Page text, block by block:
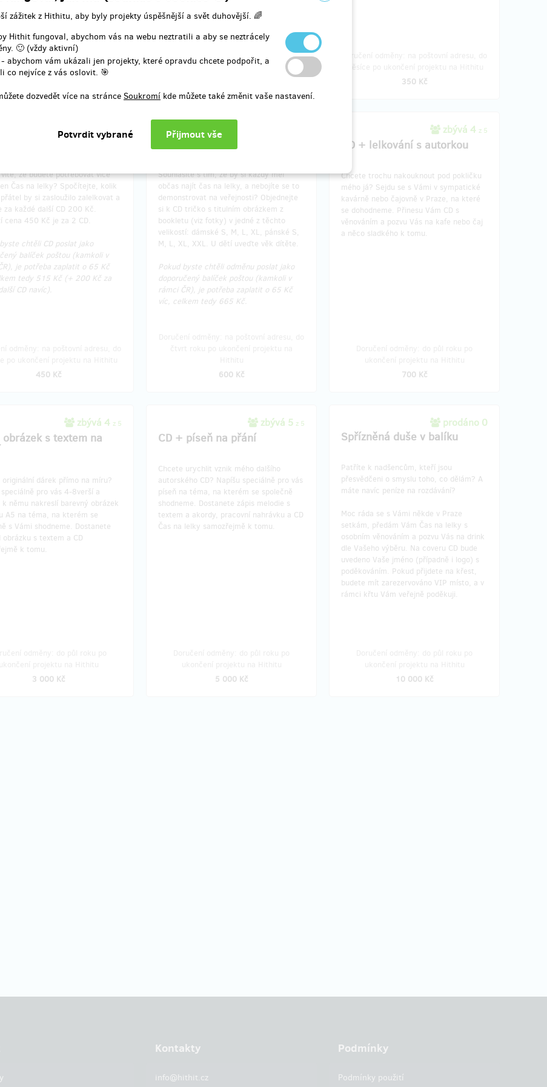
zážitek z Hithitu, aby byly projekty úspěšnější a svět duhovější. 🌈
Hithit fungoval, abychom vás na webu neztratili a aby se neztrácely
🙂 (vždy aktivní)
abychom vám ukázali jen projekty, které opravdu chcete podpořit, a
co nejvíce z vás oslovit. 🎯
dozvedět více na stránce Soukromí kde můžete také změnit vaše nastavení.
odměny: na poštovní adresu, do
po ukončení projektu na Hithitu
Doručení odměny: na poštovní adresu, do
měsíce po ukončení projektu na Hithitu
350 Kč
prodáno 16
že budete potřebovat více
Čas na lelky? Spočítejte, kolik
by si zasloužilo zalelkovat a
za každé další CD 200 Kč.
cena 450 Kč je za 2 CD.
chtěli CD poslat jako
balíček poštou (kamkoli v
je potřeba zaplatit o 65 Kč
tedy 515 Kč (+ 200 Kč za
CD navíc).
450 Kč
CD + tričko
Souhlasíte s tím, že by si každý měl
občas najít čas na lelky, a nebojíte se to
demonstrovat na veřejnosti? Objednejte
si k CD tričko s titulním obrázkem z
bookletu (viz fotky) v jedné z těchto
velikostí: dámské S, M, L, XL, pánské S,
M, L, XL, XXL. U dětí uveďte věk dítěte.
Pokud byste chtěli odměnu poslat jako
doporučený balíček poštou (kamkoli v
rámci ČR), je potřeba zaplatit o 65 Kč
víc, celkem tedy 665 Kč.
600 Kč
zbývá 4 z 5
CD + lelkování s autorkou
Chcete trochu nakouknout pod pokličku
mého já? Sejdu se s Vámi v sympatické
kavárně nebo čajovně v Praze, na které
se dohodneme. Přinesu Vám CD s
věnováním a pozvu Vás na kafe nebo čaj
a něco sladkého k tomu.
700 Kč
zbývá 4 z 5
obrázek s textem na
originální dárek přímo na míru?
speciálně pro vás 4-8verší a
k němu nakreslí barevný obrázek
A5 na téma, na kterém se
s Vámi shodneme. Dostanete
obrázku s textem a CD
k tomu.
3 000 Kč
zbývá 5 z 5
CD + píseň na přání
Chcete urychlit vznik mého dalšího
autorského CD? Napíšu speciálně pro vás
píseň na téma, na kterém se společně
shodneme. Dostanete zápis melodie s
textem a akordy, pracovní nahrávku a CD
Čas na lelky samozřejmě k tomu.
5 000 Kč
prodáno 0
Spřízněná duše v balíku
Patříte k nadšencům, kteří jsou
přesvědčeni o smyslu toho, co dělám? A
máte navíc peníze na rozdávání?
Moc ráda se s Vámi někde v Praze
setkám, předám Vám Čas na lelky s
osobním věnováním a pozvu Vás na drink
dle Vašeho výběru. Na coveru CD bude
uvedeno Vaše jméno (případně i logo) s
poděkováním. Pokud přijdete na křest,
budete mít zarezervováno VIP místo, a v
rámci křtu Vám veřejně poděkuji.
10 000 Kč
Kontakty
info@hithit.cz
Podmínky
Podmínky použití